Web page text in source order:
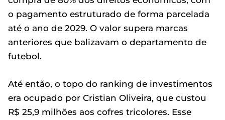
o pagamento estruturado de forma parcelada
até o ano de 2029. O valor supera marcas
anteriores que balizavam o departamento de
futebol.
Até então, o topo do ranking de investimentos
era ocupado por Cristian Oliveira, que custou
R$ 25,9 milhões aos cofres tricolores. Esse